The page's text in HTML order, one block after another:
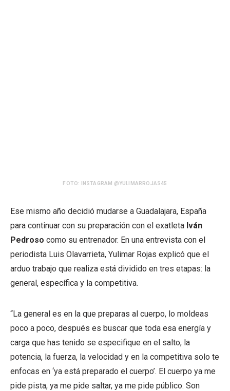
FOTO: INSTAGRAM @YULIMARROJAS45
Ese mismo año decidió mudarse a Guadalajara, España
para continuar con su preparación con el exatleta Iván
Pedroso como su entrenador. En una entrevista con el
periodista Luis Olavarrieta, Yulimar Rojas explicó que el
arduo trabajo que realiza está dividido en tres etapas: la
general, específica y la competitiva.
“La general es en la que preparas al cuerpo, lo moldeas
poco a poco, después es buscar que toda esa energía y
carga que has tenido se especifique en el salto, la
potencia, la fuerza, la velocidad y en la competitiva solo te
enfocas en ‘ya está preparado el cuerpo’. El cuerpo ya me
pide pista, ya me pide saltar, ya me pide público. Son